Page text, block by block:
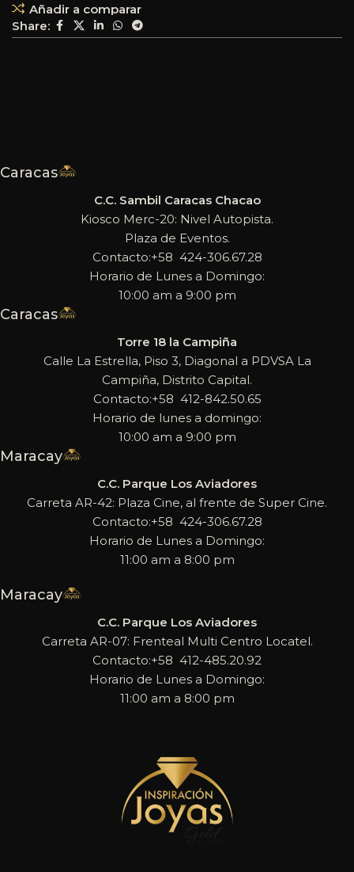
Añadir a comparar
Share:
Caracas
C.C. Sambil Caracas Chacao
Kiosco Merc-20: Nivel Autopista.
Plaza de Eventos.
Contacto:+58 424-306.67.28
Horario de Lunes a Domingo:
10:00 am a 9:00 pm
Caracas
Torre 18 la Campiña
Calle La Estrella, Piso 3, Diagonal a PDVSA La
Campiña, Distrito Capital.
Contacto:+58 412-842.50.65
Horario de lunes a domingo:
10:00 am a 9:00 pm
Maracay
C.C. Parque Los Aviadores
Carreta AR-42: Plaza Cine, al frente de Super Cine.
Contacto:+58 424-306.67.28
Horario de Lunes a Domingo:
11:00 am a 8:00 pm
Maracay
C.C. Parque Los Aviadores
Carreta AR-07: Frenteal Multi Centro Locatel.
Contacto:+58 412-485.20.92
Horario de Lunes a Domingo:
11:00 am a 8:00 pm